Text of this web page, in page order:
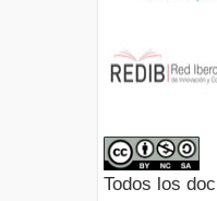
Todos los